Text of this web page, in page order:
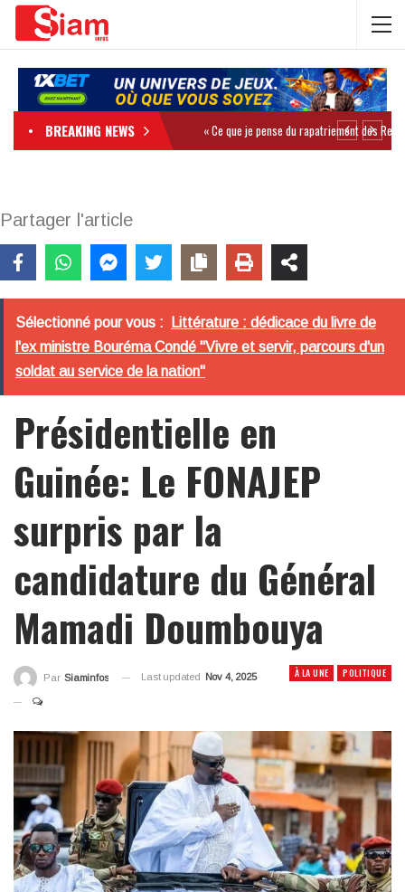
BREAKING NEWS
Partager l'article
Sélectionné pour vous :
Littérature : dédicace du livre de
l'ex ministre Bouréma Condé "Vivre et servir, parcours d'un
soldat au service de la nation"
Présidentielle en
Guinée: Le FONAJEP
surpris par la
candidature du Général
Mamadi Doumbouya
À LA UNE POLITIQUE
Par Siaminfos Last updated Nov 4, 2025